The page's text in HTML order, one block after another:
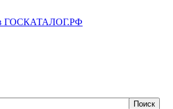
в ГОСКАТАЛОГ.РФ